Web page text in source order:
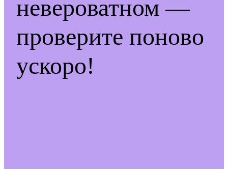
невероватном —
проверите поново
ускоро!